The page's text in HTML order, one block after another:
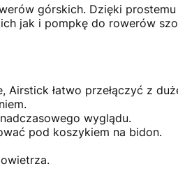
górskich. Dzięki
jak i pompkę do rowerów
łatwo przełączyć z
wyglądu.
pod koszykiem na bidon.